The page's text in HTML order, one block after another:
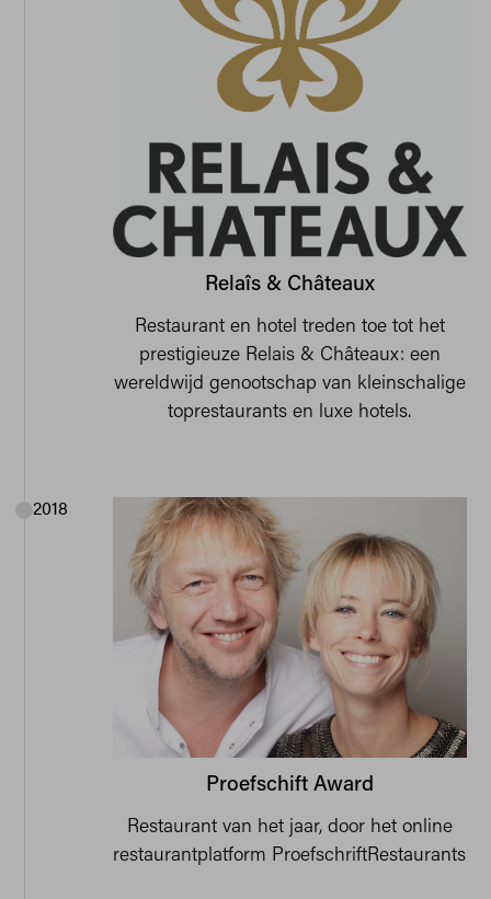
Relaîs & Châteaux
Restaurant en hotel treden toe tot het
prestigieuze Relais & Châteaux: een
wereldwijd genootschap van kleinschalige
toprestaurants en luxe hotels.
Proefschift Award
Restaurant van het jaar, door het online
restaurantplatform ProefschriftRestaurants
2018